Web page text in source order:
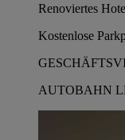
Renoviertes
Kostenlose
AUTOBAHN